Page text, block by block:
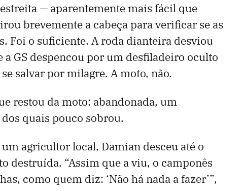
— aparentemente mais fácil que
brevemente a cabeça para verificar se as
Foi o suficiente. A roda dianteira desviou
a GS despencou por um desfiladeiro oculto
salvar por milagre. A moto, não.
restou da moto: abandonada, um
quais pouco sobrou.
agricultor local, Damian desceu até o
destruída. “Assim que a viu, o camponês
como quem diz: ‘Não há nada a fazer’”,